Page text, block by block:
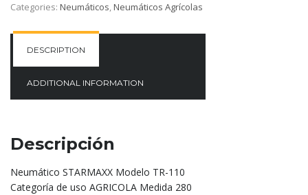
Categories: Neumáticos,Neumáticos Agrícolas
DESCRIPTION
ADDITIONAL INFORMATION
Descripción
Neumático STARMAXX Modelo TR-110
Categoría de uso AGRICOLA Medida 280